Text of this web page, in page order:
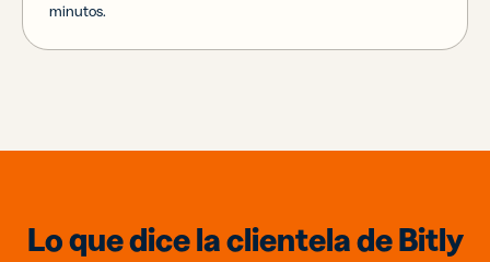
minutos.
Lo que dice la clientela de Bitly